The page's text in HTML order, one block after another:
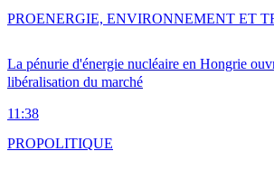
La pénurie d'énergie nucléaire en Hongrie
libéralisation du marché
11:38
PROENERGIE, ENVIRONNEMENT ET
PROPOLITIQUE